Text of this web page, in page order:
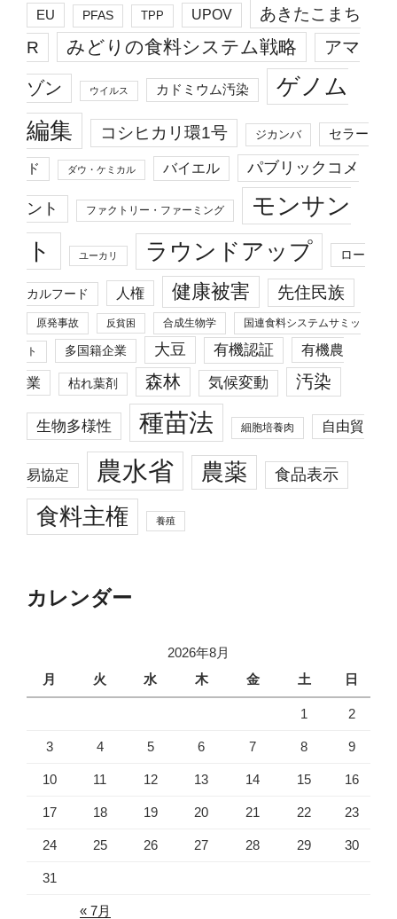
EU PFAS TPP UPOV
あきたこまち
R
みどりの食料システム戦略 アマ
ゾン ウイルス カドミウム汚染
ゲノム
編集
コシヒカリ環1号 ジカンバ セラー
ド ダウ・ケミカル バイエル パブリックコメ
ント ファクトリー・ファーミング
モンサン
ト
ユーカリ ラウンドアップ ロー
カルフード 人権 健康被害 先住民族
原発事故 反貧困 合成生物学 国連食料システムサミッ
ト 多国籍企業 大豆 有機認証 有機農
業 枯れ葉剤 森林 気候変動 汚染
生物多様性 種苗法 細胞培養肉 自由貿
易協定 農水省 農薬 食品表示
食料主権 養殖
カレンダー
2026年8月
月
火 水 木 金 土 日
1 2
3 4 5 6 7 8 9
10 11 12 13 14 15 16
17 18 19 20 21 22 23
24 25 26 27 28 29 30
31
« 7月